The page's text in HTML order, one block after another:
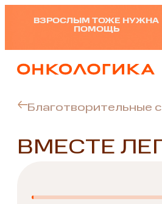
ВЗРОСЛЫМ ТОЖЕ НУЖНА
ПОМОЩЬ
Благотворительные
ВМЕСТЕ